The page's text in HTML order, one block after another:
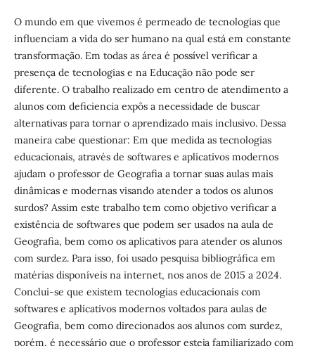
O mundo em que vivemos é permeado de tecnologias que
influenciam a vida do ser humano na qual está em constante
transformação. Em todas as área é possível verificar a
presença de tecnologias e na Educação não pode ser
diferente. O trabalho realizado em centro de atendimento a
alunos com deficiencia expôs a necessidade de buscar
alternativas para tornar o aprendizado mais inclusivo. Dessa
maneira cabe questionar: Em que medida as tecnologias
educacionais, através de softwares e aplicativos modernos
ajudam o professor de Geografia a tornar suas aulas mais
dinâmicas e modernas visando atender a todos os alunos
surdos? Assim este trabalho tem como objetivo verificar a
existência de softwares que podem ser usados na aula de
Geografia, bem como os aplicativos para atender os alunos
com surdez. Para isso, foi usado pesquisa bibliográfica em
matérias disponíveis na internet, nos anos de 2015 a 2024.
Conclui-se que existem tecnologias educacionais com
softwares e aplicativos modernos voltados para aulas de
Geografia, bem como direcionados aos alunos com surdez,
porém, é necessário que o professor esteja familiarizado com